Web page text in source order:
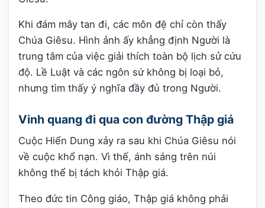
Khi đám mây tan đi, các môn đệ chỉ còn thấy
Chúa Giêsu. Hình ảnh ấy khẳng định Người là
trung tâm của việc giải thích toàn bộ lịch sử cứu
độ. Lề Luật và các ngôn sứ không bị loại bỏ,
nhưng tìm thấy ý nghĩa đầy đủ trong Người.
Vinh quang đi qua con đường Thập giá
Cuộc Hiển Dung xảy ra sau khi Chúa Giêsu nói
về cuộc khổ nạn. Vì thế, ánh sáng trên núi
không thể bị tách khỏi Thập giá.
Theo đức tin Công giáo, Thập giá không phải